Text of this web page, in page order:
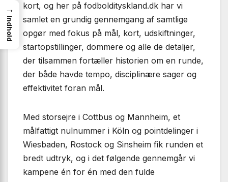
kort, og her på fodboldityskland.dk har vi
samlet en grundig gennemgang af samtlige
opgør med fokus på mål, kort, udskiftninger,
startopstillinger, dommere og alle de detaljer,
der tilsammen fortæller historien om en runde,
der både havde tempo, disciplinære sager og
effektivitet foran mål.
Med storsejre i Cottbus og Mannheim, et
målfattigt nulnummer i Köln og pointdelinger i
Wiesbaden, Rostock og Sinsheim fik runden et
bredt udtryk, og i det følgende gennemgår vi
kampene én for én med den fulde
→
Indhold